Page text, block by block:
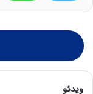
ویدئو